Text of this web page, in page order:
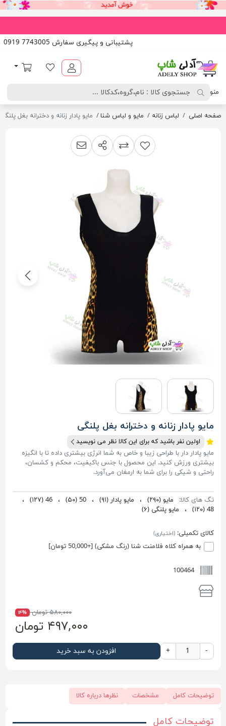
پشتیبانی و پیگیری سفارش 7743005 0919
لیست مورد علاقه
سبد خرید
منو
صفحه اصلی لباس زنانه مایو و لباس شنا مایو پادار زنانه و دخترانه بغل پلنگی
افزودن به لیست مقایسه
اشتراک گذاریپیشنهاد به دوست
مایو پادار زنانه و دخترانه بغل پلنگی
اولین نفر باشید که برای این کالا نظر می نویسید
مایو پادار دار با طراحی زیبا و خاص به شما انرژی بیشتری داده تا با انگیزه
بیشتری ورزش کنید. این محصول با جنس باکیفیت، محکم و کشسان،
راحتی و شیکی را برای شما به ارمغان می‌آورد.
تگ های کالا: مایو(۲۹۰) ، مایو پادار(۹۱) ، 50 (۵۰) ، 46 (۱۲۷)
،
48 (۱۲۰) ، مایو پلنگی(۶)
کالای تکمیلی: (اختیاری)
به همراه کلاه فلامنت شنا (رنگ مشکی) [+50,000 تومان]
100464
۵۸۰,۰۰۰ تومان ۱۴%
۴۹۷,۰۰۰ تومان
-
+ افزودن به سبد خرید
توضیحات کامل مشخصات نظرها درباره کالا
توضیحات کامل